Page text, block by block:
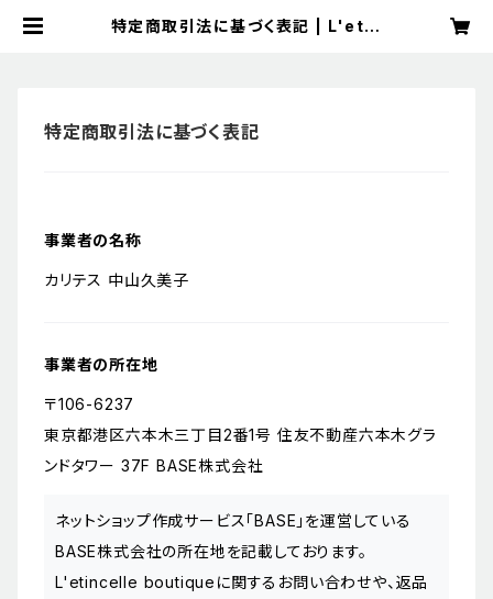
特定商取引法に基づく表記 | L'etin
特定商取引法に基づく表記
事業者の名称
カリテス 中山久美子
事業者の所在地
〒106-6237
東京都港区六本木三丁目2番1号 住友不動産六本木グラ
ンドタワー 37F BASE株式会社
ネットショップ作成サービス「BASE」を運営している
BASE株式会社の所在地を記載しております。
L'etincelle boutiqueに関するお問い合わせや、返品